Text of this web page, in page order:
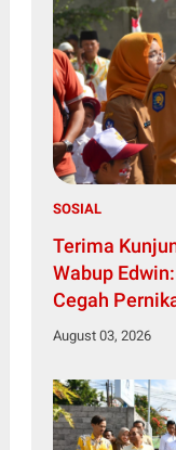
SOSIAL
Terima
Wabup
Cegah
August 03, 2026